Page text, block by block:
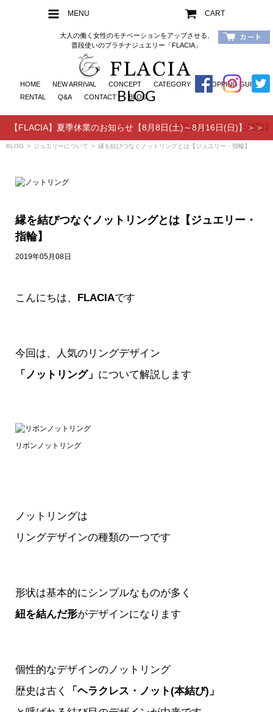
MENU CART
大人の働く女性のモチベーションをアップさせる、
普段使いのプラチナジュエリー「FLACIA」
HOME NEW ARRIVAL CONCEPT CATEGORY
SHOPPING GUIDE
RENTAL
Q&A CONTACT BLOG
【FLACIA】夏季休業のお知らせ【8月8日(土)～8月16日(日)】＞＞
BLOG
【BLOGカテゴリへ移動
BLOG > ジュエリーについて > 縁を結びつなぐノットリングとは【ジュエリー・指輪】
縁を結びつなぐノットリングとは【ジュエリー・
指輪】
2019年05月08日
こんにちは、 FLACIAです
今回は、人気のリングデザイン
「ノットリング」 について解説します
リボンノットリング
ノットリングは
リングデザインの種類の一つです
形状は基本的にシンプルなものが多く
紐を結んだ形がデザインになります
個性的なデザインのノットリング
歴史は古く
「ヘラクレス・ノット(本結び)」